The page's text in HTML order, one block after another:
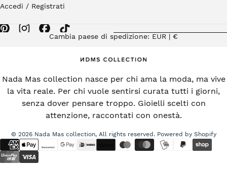
Accedi / Registrati
Cambia paese di spedizione: EUR | €
Nada Mas collection nasce per chi ama la moda, ma vive
la vita reale. Per chi vuole sentirsi curata tutti i giorni,
senza dover pensare troppo. Gioielli scelti con
attenzione, raccontati con onestà.
© 2026 Nada Mas collection, All rights reserved. Powered by Shopify
{"title"=>"Metodi